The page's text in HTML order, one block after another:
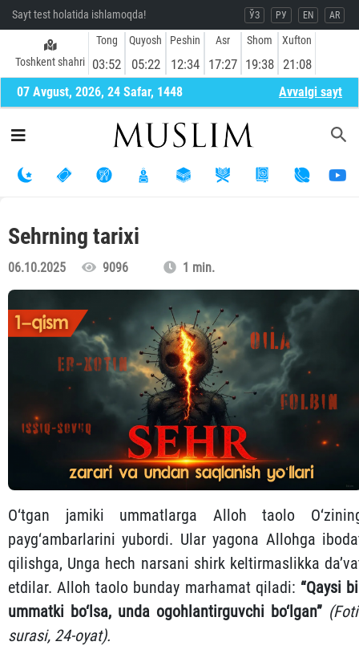
Sayt test holatida ishlamoqda! ЎЗ РУ EN AR
Toshkent shahri
Tong
03:52
Quyosh
05:22
Peshin
12:34
Asr
17:27
Shom
19:38
Xufton
21:08
07 Avgust, 2026, 24 Safar, 1448 Avvalgi sayt
Sehrning tarixi
06.10.2025 9096 1 min.
O‘tgan jamiki ummatlarga Alloh taolo
payg‘ambarlarini yubordi. Ular yagona Allohga
qilishga, Unga hech narsani shirk keltirmaslikka
etdilar. Alloh taolo bunday marhamat qiladi: “Qaysi
ummatki bo‘lsa, unda ogohlantirguvchi bo‘lgan”
surasi, 24-oyat).